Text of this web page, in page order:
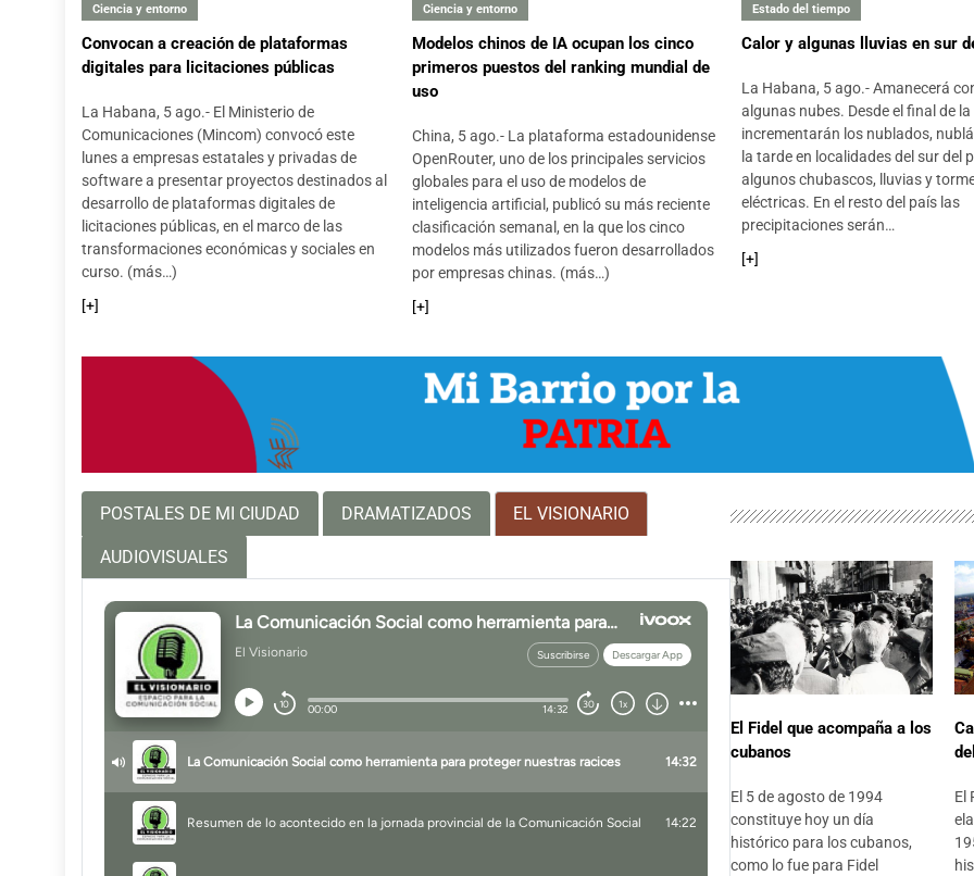
#13
#18
#19
Ciencia y entorno
Convocan a creación de plataformas
digitales para licitaciones públicas
La Habana, 5 ago.- El Ministerio de
Comunicaciones (Mincom) convocó este
lunes a empresas estatales y privadas de
software a presentar proyectos destinados al
desarrollo de plataformas digitales de
licitaciones públicas, en el marco de las
transformaciones económicas y sociales en
curso. (más…)
[+]
Ciencia y entorno
Modelos chinos de IA ocupan los cinco
primeros puestos del ranking mundial de
uso
China, 5 ago.- La plataforma estadounidense
OpenRouter, uno de los principales servicios
globales para el uso de modelos de
inteligencia artificial, publicó su más reciente
clasificación semanal, en la que los cinco
modelos más utilizados fueron desarrollados
por empresas chinas. (más…)
[+]
Estado del tiempo
Calor y algunas lluvias en sur
La Habana, 5 ago.- Amanecerá
algunas nubes. Desde el final de
incrementarán los nublados,
la tarde en localidades del sur del
algunos chubascos, lluvias y
eléctricas. En el resto del país las
precipitaciones serán…
[+]
POSTALES DE MI CIUDAD DRAMATIZADOS EL VISIONARIO
AUDIOVISUALES
El Fidel que acompaña a los
cubanos
El 5 de agosto de 1994
constituye hoy un día
histórico para los cubanos,
como lo fue para Fidel
El